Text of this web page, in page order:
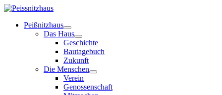
Peißnitzhaus
Das Haus
Geschichte
Bautagebuch
Zukunft
Die Menschen
Verein
Genossenschaft